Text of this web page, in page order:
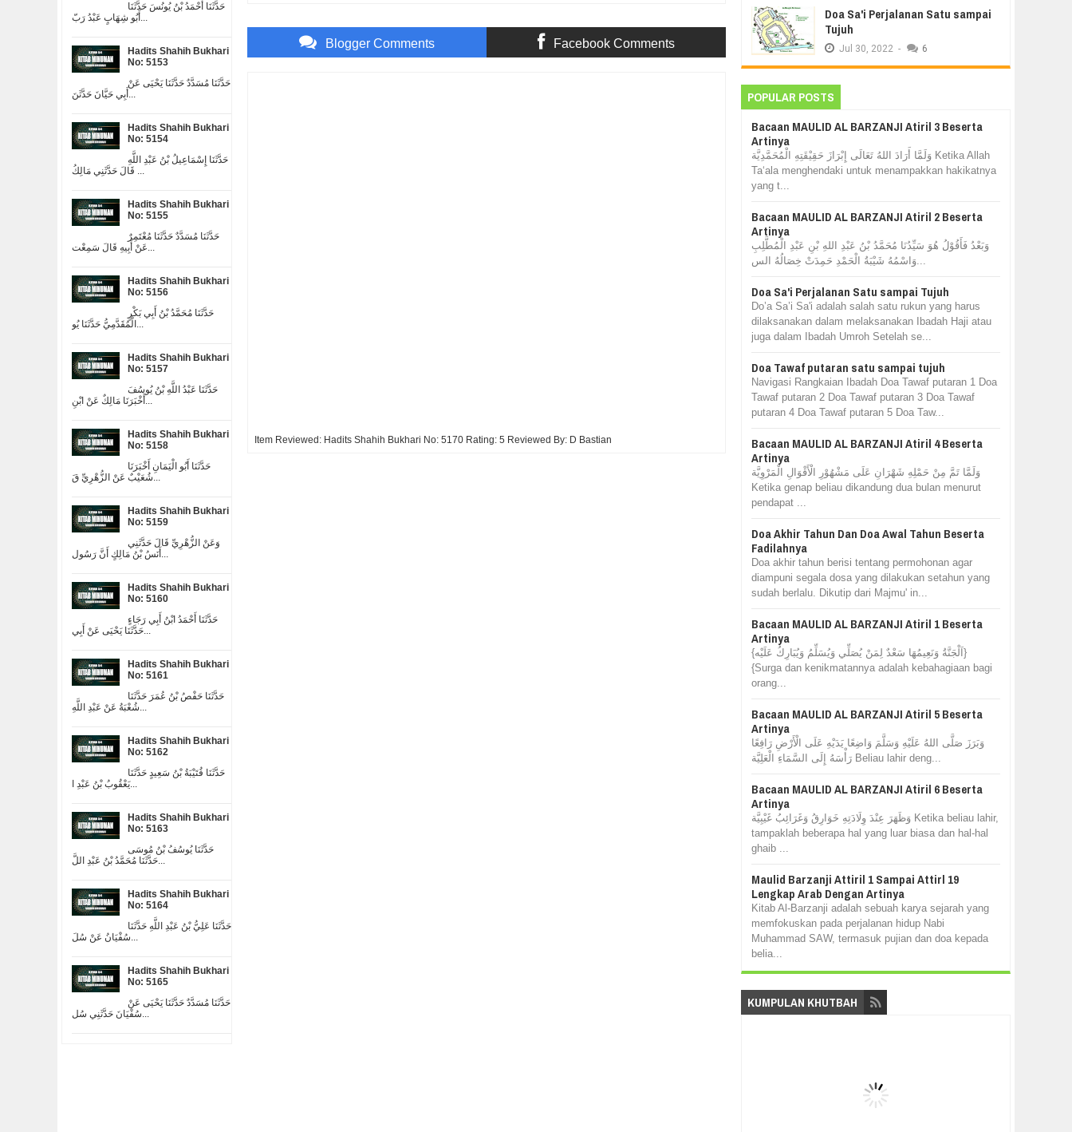
Blogger Comments Facebook Comments
Item Reviewed: Hadits Shahih Bukhari No: 5170 Rating:5 Reviewed By: D Bastian
حَدَّثَنَا أَحْمَدُ بْنُ يُونُسَ حَدَّثَنَا
أَبُو شِهَابٍ عَبْدُ رَبّ...
Hadits Shahih Bukhari
No: 5153
حَدَّثَنَا مُسَدَّدٌ حَدَّثَنَا يَحْيَى عَنْ
أَبِي حَيَّانَ حَدَّثَنَ...
Hadits Shahih Bukhari
No: 5154
حَدَّثَنَا إِسْمَاعِيلُ بْنُ عَبْدِ اللَّهِ
قَالَ حَدَّثَنِي مَالِكُ ...
Hadits Shahih Bukhari
No: 5155
حَدَّثَنَا مُسَدَّدٌ حَدَّثَنَا مُعْتَمِرٌ
عَنْ أَبِيهِ قَالَ سَمِعْت...
Hadits Shahih Bukhari
No: 5156
حَدَّثَنَا مُحَمَّدُ بْنُ أَبِي بَكْرٍ
الْمُقَدَّمِيُّ حَدَّثَنَا يُو...
Hadits Shahih Bukhari
No: 5157
حَدَّثَنَا عَبْدُ اللَّهِ بْنُ يُوسُفَ
أَخْبَرَنَا مَالِكٌ عَنْ ابْنِ...
Hadits Shahih Bukhari
No: 5158
حَدَّثَنَا أَبُو الْيَمَانِ أَخْبَرَنَا
شُعَيْبٌ عَنْ الزُّهْرِيِّ قَ...
Hadits Shahih Bukhari
No: 5159
وَعَنْ الزُّهْرِيِّ قَالَ حَدَّثَنِي
أَنَسُ بْنُ مَالِكٍ أَنَّ رَسُول...
Hadits Shahih Bukhari
No: 5160
حَدَّثَنَا أَحْمَدُ ابْنُ أَبِي رَجَاءٍ
حَدَّثَنَا يَحْيَى عَنْ أَبِي...
Hadits Shahih Bukhari
No: 5161
حَدَّثَنَا حَفْصُ بْنُ عُمَرَ حَدَّثَنَا
شُعْبَةُ عَنْ عَبْدِ اللَّهِ...
Hadits Shahih Bukhari
No: 5162
حَدَّثَنَا قُتَيْبَةُ بْنُ سَعِيدٍ حَدَّثَنَا
يَعْقُوبُ بْنُ عَبْدِ ا...
Hadits Shahih Bukhari
No: 5163
حَدَّثَنَا يُوسُفُ بْنُ مُوسَى
حَدَّثَنَا مُحَمَّدُ بْنُ عَبْدِ اللَّ...
Hadits Shahih Bukhari
No: 5164
حَدَّثَنَا عَلِيُّ بْنُ عَبْدِ اللَّهِ حَدَّثَنَا
سُفْيَانُ عَنْ سُلَ...
Hadits Shahih Bukhari
No: 5165
حَدَّثَنَا مُسَدَّدٌ حَدَّثَنَا يَحْيَى عَنْ
سُفْيَانَ حَدَّثَنِي سُل...
Doa Sa'i Perjalanan Satu sampai
Tujuh
Jul 30, 2022 - 6
POPULAR POSTS
Bacaan MAULID AL BARZANJI Atiril 3 Beserta
Artinya
وَلَمَّا أَرَادَ اللهُ تَعَالَى إِبْرَازَ حَقِيْقَتِهِ الْمُحَمَّدِيَّة Ketika Allah
Ta‘ala menghendaki untuk menampakkan hakikatnya
yang t...
Bacaan MAULID AL BARZANJI Atiril 2 Beserta
Artinya
وَبَعْدُ فَأَقُوْلُ هُوَ سَيِّدُنَا مُحَمَّدُ بْنُ عَبْدِ اللهِ بْنِ عَبْدِ الْمُطَّلِبِ
وَاسْمُهُ شَيْبَةُ الْحَمْدِ حَمِدَتْ خِصَالُهُ الس...
Doa Sa'i Perjalanan Satu sampai Tujuh
Do’a Sa’i Sa'i adalah salah satu rukun yang harus
dilaksanakan dalam melaksanakan Ibadah Haji atau
juga dalam Ibadah Umroh Setelah se...
Doa Tawaf putaran satu sampai tujuh
Navigasi Rangkaian Ibadah Doa Tawaf putaran 1 Doa
Tawaf putaran 2 Doa Tawaf putaran 3 Doa Tawaf
putaran 4 Doa Tawaf putaran 5 Doa Taw...
Bacaan MAULID AL BARZANJI Atiril 4 Beserta
Artinya
وَلَمَّا تَمَّ مِنْ حَمْلِهِ شَهْرَانِ عَلَى مَشْهُوْرِ الْأَقْوَالِ الْمَرْوِيَّة
Ketika genap beliau dikandung dua bulan menurut
pendapat ...
Doa Akhir Tahun Dan Doa Awal Tahun Beserta
Fadilahnya
Doa akhir tahun berisi tentang permohonan agar
diampuni segala dosa yang dilakukan setahun yang
sudah berlalu. Dikutip dari Majmu' in...
Bacaan MAULID AL BARZANJI Atiril 1 Beserta
Artinya
{اَلْجَنَّةُ وَنَعِيمُهَا سَعْدٌ لِمَنْ يُصَلِّي وَيُسَلِّمُ وَيُبَارِكُ عَلَيْه}
{Surga dan kenikmatannya adalah kebahagiaan bagi
orang...
Bacaan MAULID AL BARZANJI Atiril 5 Beserta
Artinya
وَبَرَزَ صَلَّى اللهُ عَلَيْهِ وَسَلَّمَ وَاضِعًا يَدَيْهِ عَلَى الْأَرْضِ رَافِعًا
رَأْسَهُ إِلَى السَّمَاءِ الْعَلِيَّة Beliau lahir deng...
Bacaan MAULID AL BARZANJI Atiril 6 Beserta
Artinya
وَظَهَرَ عِنْدَ وِلَادَتِهِ خَوَارِقُ وَغَرَائِبُ غَيْبِيَّة Ketika beliau lahir,
tampaklah beberapa hal yang luar biasa dan hal-hal
ghaib ...
Maulid Barzanji Attiril 1 Sampai Attirl 19
Lengkap Arab Dengan Artinya
Kitab Al-Barzanji adalah sebuah karya sejarah yang
memfokuskan pada perjalanan hidup Nabi
Muhammad SAW, termasuk pujian dan doa kepada
belia...
KUMPULAN KHUTBAH